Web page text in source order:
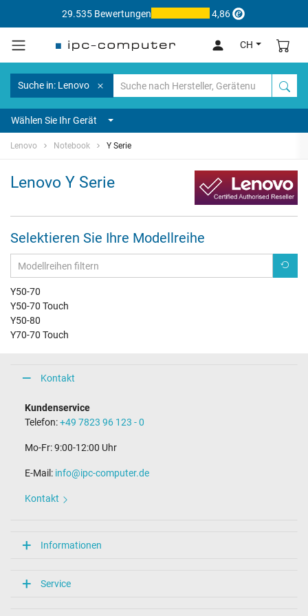
29.535 Bewertungen 4,86
CH
Suche in: Lenovo
Wählen Sie Ihr Gerät
Lenovo Notebook Y Serie
Lenovo Y Serie
Selektieren Sie Ihre Modellreihe
Y50-70
Y50-70 Touch
Y50-80
Y70-70 Touch
Kontakt
Kundenservice
Telefon:+49 7823 96 123 - 0
Mo-Fr: 9:00-12:00 Uhr
E-Mail: info@ipc-computer.de
Kontakt
Informationen
Service